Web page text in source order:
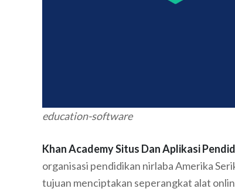
education-software
Khan Academy Situs Dan Aplikasi
organisasi pendidikan nirlaba Amerika
tujuan menciptakan seperangkat alat